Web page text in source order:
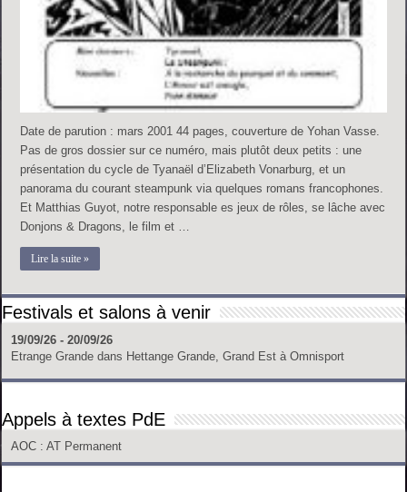
Date de parution : mars 2001 44 pages, couverture de Yohan Vasse.
Pas de gros dossier sur ce numéro, mais plutôt deux petits : une
présentation du cycle de Tyanaël d’Elizabeth Vonarburg, et un
panorama du courant steampunk via quelques romans francophones.
Et Matthias Guyot, notre responsable es jeux de rôles, se lâche avec
Donjons & Dragons, le film et …
Lire la suite »
Festivals et salons à venir
19/09/26 - 20/09/26
Etrange Grande dans Hettange Grande, Grand Est à Omnisport
Appels à textes PdE
AOC : AT Permanent